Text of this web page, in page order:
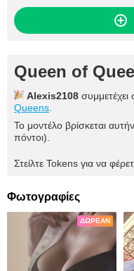
Queen of
Alexis2108 συμμετέχει
Queens
Το μοντέλο βρίσκεται
πόντοι).
Στείλτε Tokens για να
Φωτογραφίες
ΔΩΡΕΆΝ